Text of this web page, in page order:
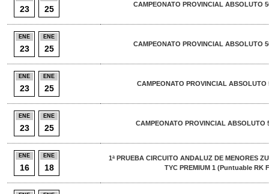
23 25 CAMPEONATO PROVINCIAL ABSOLUTO
ENE
23
ENE
25 CAMPEONATO PROVINCIAL ABSOLUTO
ENE
23
ENE
25 CAMPEONATO PROVINCIAL ABSOLUTO
ENE
23
ENE
25 CAMPEONATO PROVINCIAL ABSOLUTO
ENE
16
ENE
18
1ª PRUEBA CIRCUITO ANDALUZ DE MENORES
TYC PREMIUM 1 (Puntuable RK